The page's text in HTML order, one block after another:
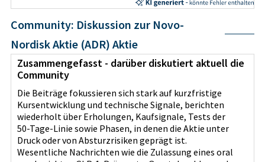
Community: Diskussion zur Novo-
Nordisk Aktie (ADR) Aktie
Zusammengefasst - darüber diskutiert aktuell die
Community
Die Beiträge fokussieren sich stark auf kurzfristige
Kursentwicklung und technische Signale, berichten
wiederholt über Erholungen, Kaufsignale, Tests der
50‑Tage‑Linie sowie Phasen, in denen die Aktie unter
Druck oder von Absturzrisiken geprägt ist.
Wesentliche Nachrichten wie die Zulassung eines oral